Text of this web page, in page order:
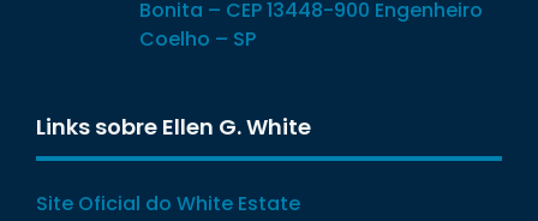
Bonita – CEP 13448-900 Engenheiro
Coelho – SP
Links sobre Ellen G. White
Site Oficial do White Estate